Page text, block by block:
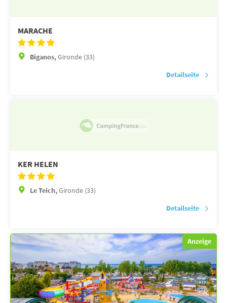
MARACHE
Biganos,Gironde (33)
Detailseite
KER HELEN
Le Teich,Gironde (33)
Detailseite
Anzeige